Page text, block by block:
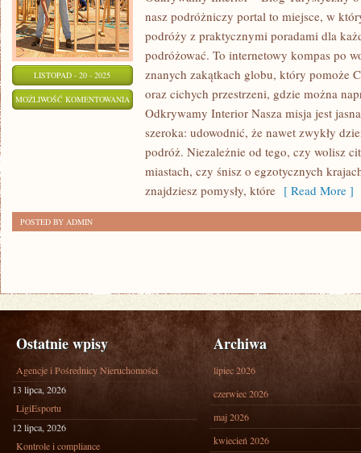
LISTOPAD - 20 - 2025
MOŻLIWOŚĆ KOMENTOWANIA KAZACHSTAN
CZARNOGÓRA
nasz podróżniczy portal to miejsce, w
podróży z praktycznymi poradami dla
podróżować. To internetowy kompas po
znanych zakątkach globu, który pomoże
oraz cichych przestrzeni, gdzie można
Odkrywamy Interior Nasza misja jest
szeroka: udowodnić, że nawet zwykły
podróż. Niezależnie od tego, czy wolisz
miastach, czy śnisz o egzotycznych
znajdziesz pomysły, które [ Read More ]
POSTED BY ADMIN
Ostatnie wpisy
Agencje i Pośrednicy Nieruchomości
13 lipca, 2026
LigiEsportu
12 lipca, 2026
Kontrole i compliance
Archiwa
lipiec 2026
czerwiec 2026
maj 2026
kwiecień 2026